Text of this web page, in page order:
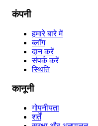
कंपनी
हमारे बारे में
ब्लॉग
दान करें
संपर्क करें
स्थिति
कानूनी
गोपनीयता
शर्तें